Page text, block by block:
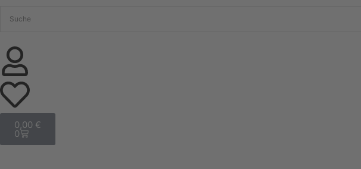
0,00 €
0